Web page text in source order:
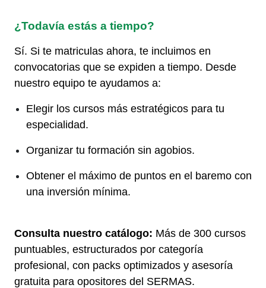
¿Todavía estás a tiempo?
Sí. Si te matriculas ahora, te incluimos en
convocatorias que se expiden a tiempo. Desde
nuestro equipo te ayudamos a:
Elegir los cursos más estratégicos para tu
especialidad.
Organizar tu formación sin agobios.
Obtener el máximo de puntos en el baremo con
una inversión mínima.
Consulta nuestro catálogo: Más de 300 cursos
puntuables, estructurados por categoría
profesional, con packs optimizados y asesoría
gratuita para opositores del SERMAS.